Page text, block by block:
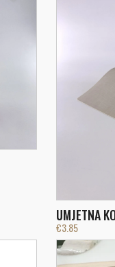
UMJETNA
€3.85